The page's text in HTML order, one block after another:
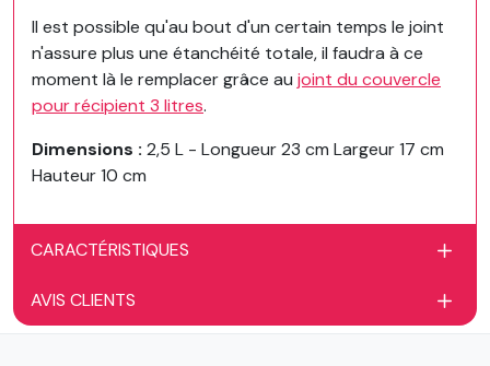
Il est possible qu'au bout d'un certain temps le joint
n'assure plus une étanchéité totale, il faudra à ce
moment là le remplacer grâce au joint du couvercle
pour récipient 3 litres.
Dimensions : 2,5 L - Longueur 23 cm Largeur 17 cm
Hauteur 10 cm
CARACTÉRISTIQUES
AVIS CLIENTS